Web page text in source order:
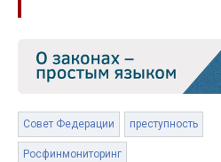
Совет Федерации преступность
Росфинмониторинг